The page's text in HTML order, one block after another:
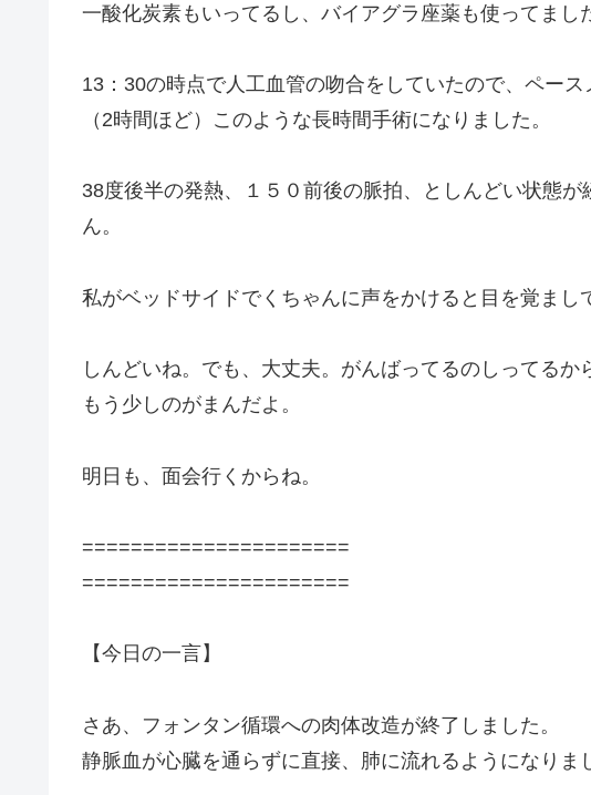
一酸化炭素もいってるし、バイアグラ座薬も使ってまし
13：30の時点で人工血管の吻合をしていたので、ペー
（2時間ほど）このような長時間手術になりました。
38度後半の発熱、１５０前後の脈拍、としんどい状態
ん。
私がベッドサイドでくちゃんに声をかけると目を覚まし
しんどいね。でも、大丈夫。がんばってるのしってるか
もう少しのがまんだよ。
明日も、面会行くからね。
======================
======================
【今日の一言】
さあ、フォンタン循環への肉体改造が終了しました。
静脈血が心臓を通らずに直接、肺に流れるようになりま